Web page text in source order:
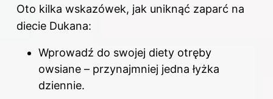
Oto kilka wskazówek, jak uniknąć zaparć na
diecie Dukana:
Wprowadź do swojej diety otręby
owsiane – przynajmniej jedna łyżka
dziennie.